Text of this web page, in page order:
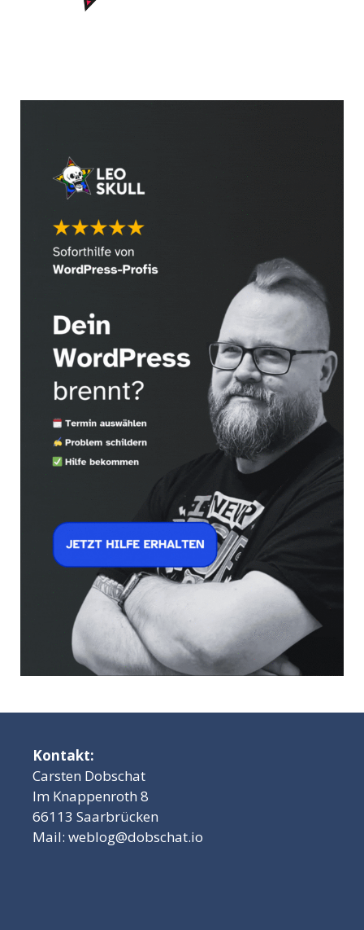
Kontakt:
Carsten Dobschat
Im Knappenroth 8
66113 Saarbrücken
Mail: weblog@dobschat.io